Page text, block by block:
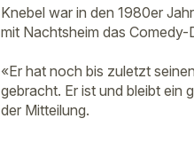
Knebel war in den 1980er
mit Nachtsheim das
«Er hat noch bis zuletzt
gebracht. Er ist und bleibt ein
der Mitteilung.